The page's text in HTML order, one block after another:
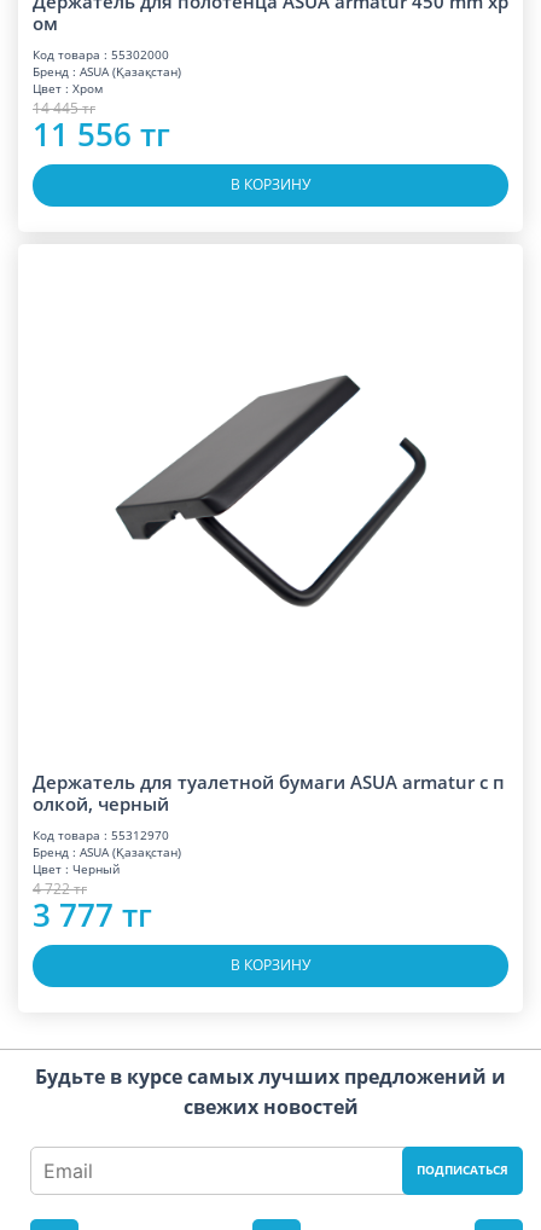
ом
Код товара : 55302000
Бренд : ASUA (Қазақстан)
Цвет : Хром
14 445 тг
11 556 тг
В КОРЗИНУ
Держатель для туалетной бумаги ASUA armatur с п
олкой, черный
Код товара : 55312970
Бренд : ASUA (Қазақстан)
Цвет : Черный
4 722 тг
3 777 тг
В КОРЗИНУ
Будьте в курсе самых лучших предложений и
свежих новостей